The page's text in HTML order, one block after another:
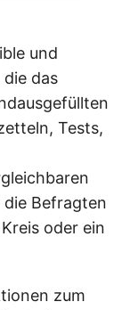
und
die das
Tests,
Befragten
oder ein
zum